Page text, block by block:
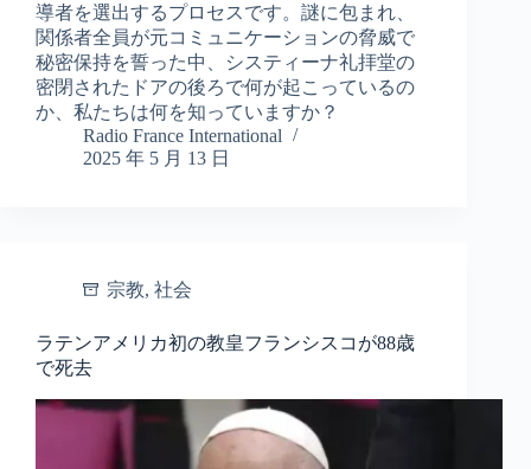
導者を選出するプロセスです。謎に包まれ、
関係者全員が元コミュニケーションの脅威で
秘密保持を誓った中、システィーナ礼拝堂の
密閉されたドアの後ろで何が起こっているの
か、私たちは何を知っていますか？
Radio France International
2025 年 5 月 13 日
宗教, 社会
ラテンアメリカ初の教皇フランシスコが88歳
で死去